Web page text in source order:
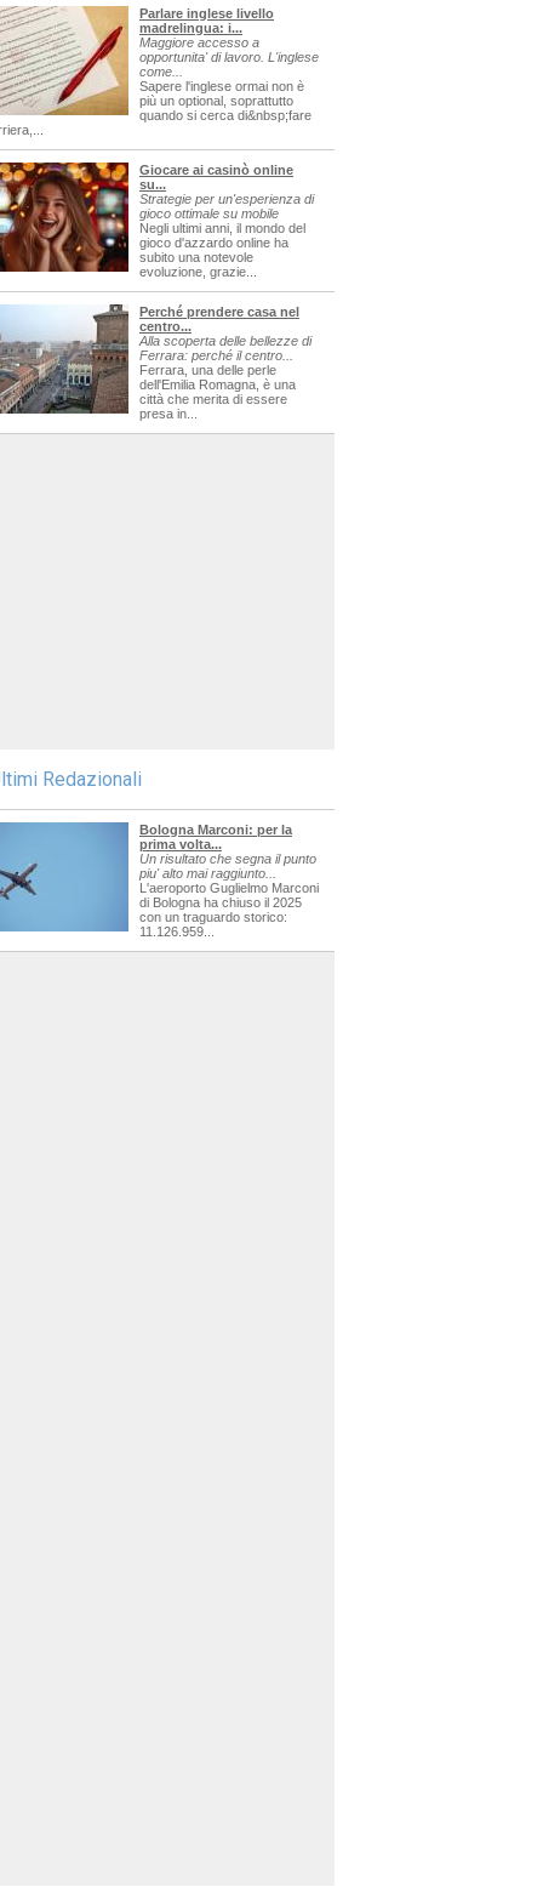
Parlare inglese livello
madrelingua: i...
Maggiore accesso a
opportunita' di lavoro. L'inglese
come...
Sapere l'inglese ormai non è
più un optional, soprattutto
quando si cerca di&nbsp;fare
Giocare ai casinò online
su...
Strategie per un'esperienza di
gioco ottimale su mobile
Negli ultimi anni, il mondo del
gioco d'azzardo online ha
subito una notevole
evoluzione, grazie...
Perché prendere casa nel
centro...
Alla scoperta delle bellezze di
Ferrara: perché il centro...
Ferrara, una delle perle
dell'Emilia Romagna, è una
città che merita di essere
presa in...
Redazionali
Bologna Marconi: per la
prima volta...
Un risultato che segna il punto
piu' alto mai raggiunto...
L'aeroporto Guglielmo Marconi
di Bologna ha chiuso il 2025
con un traguardo storico:
11.126.959...